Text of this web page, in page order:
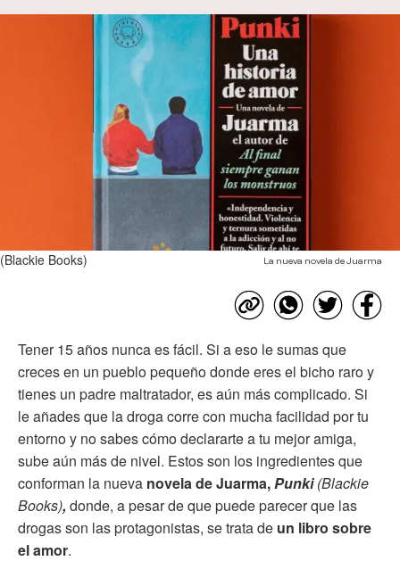
La nueva novela de Juarma
(Blackie Books)
Tener 15 años nunca es fácil. Si a eso le sumas que
creces en un pueblo pequeño donde eres el bicho raro y
tienes un padre maltratador, es aún más complicado. Si
le añades que la droga corre con mucha facilidad por tu
entorno y no sabes cómo declararte a tu mejor amiga,
sube aún más de nivel. Estos son los ingredientes que
conforman la nueva novela de Juarma,Punki(Blackie
Books), donde, a pesar de que puede parecer que las
drogas son las protagonistas, se trata de un libro sobre
el amor.